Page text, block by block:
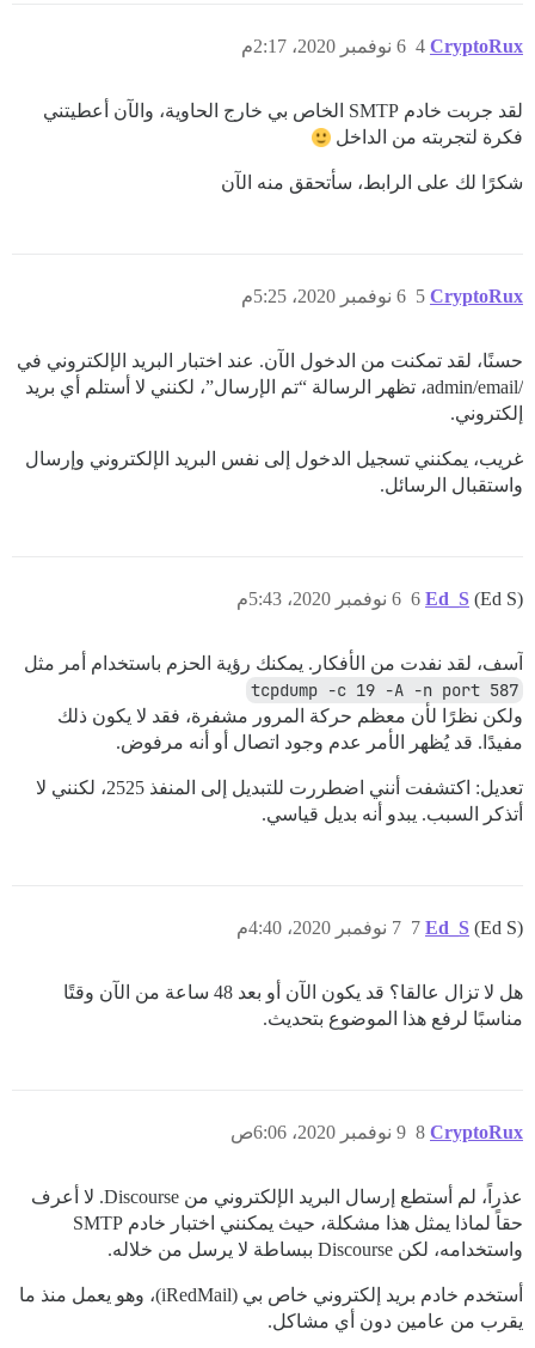
CryptoRux 6 نوفمبر 2020، 2:17م 4
لقد جربت خادم SMTP الخاص بي خارج الحاوية، والآن أعطيتني
فكرة لتجربته من الداخل
شكرًا لك على الرابط، سأتحقق منه الآن
CryptoRux 6 نوفمبر 2020، 5:25م 5
حسنًا، لقد تمكنت من الدخول الآن. عند اختبار البريد الإلكتروني في
/admin/email، تظهر الرسالة “تم الإرسال”، لكنني لا أستلم أي بريد
إلكتروني.
غريب، يمكنني تسجيل الدخول إلى نفس البريد الإلكتروني وإرسال
واستقبال الرسائل.
Ed_S (Ed S) 6 نوفمبر 2020، 5:43م 6
آسف، لقد نفدت من الأفكار. يمكنك رؤية الحزم باستخدام أمر مثل
tcpdump -c 19 -A -n port 587
ولكن نظرًا لأن معظم حركة المرور مشفرة، فقد لا يكون ذلك
مفيدًا. قد يُظهر الأمر عدم وجود اتصال أو أنه مرفوض.
تعديل: اكتشفت أنني اضطررت للتبديل إلى المنفذ 2525، لكنني لا
أتذكر السبب. يبدو أنه بديل قياسي.
Ed_S (Ed S) 7 نوفمبر 2020، 4:40م 7
هل لا تزال عالقا؟ قد يكون الآن أو بعد 48 ساعة من الآن وقتًا
مناسبًا لرفع هذا الموضوع بتحديث.
CryptoRux 9 نوفمبر 2020، 6:06ص 8
عذراً، لم أستطع إرسال البريد الإلكتروني من Discourse. لا أعرف
حقاً لماذا يمثل هذا مشكلة، حيث يمكنني اختبار خادم SMTP
واستخدامه، لكن Discourse ببساطة لا يرسل من خلاله.
أستخدم خادم بريد إلكتروني خاص بي (iRedMail)، وهو يعمل منذ ما
يقرب من عامين دون أي مشاكل.